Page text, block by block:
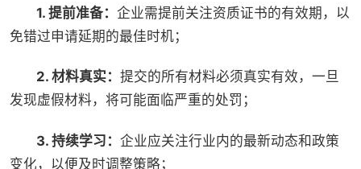
1. 提前准备：企业需提前关注资质证书的有效期，以
免错过申请延期的最佳时机；
2. 材料真实：提交的所有材料必须真实有效，一旦
发现虚假材料，将可能面临严重的处罚；
3. 持续学习：企业应关注行业内的最新动态和政策
变化，以便及时调整策略；